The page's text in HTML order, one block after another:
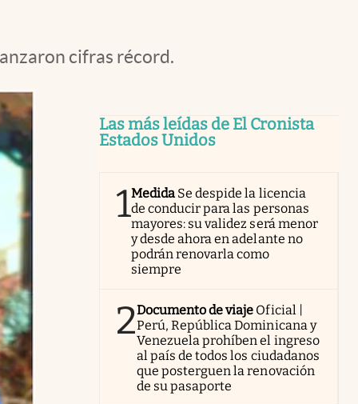
cifras récord.
Las más leídas de El Cronista
Estados Unidos
1Medida Se despide la licencia
de conducir para las personas
mayores: su validez será menor
y desde ahora en adelante no
podrán renovarla como
siempre
2Documento de viaje Oficial |
Perú, República Dominicana y
Venezuela prohíben el ingreso
al país de todos los ciudadanos
que posterguen la renovación
de su pasaporte